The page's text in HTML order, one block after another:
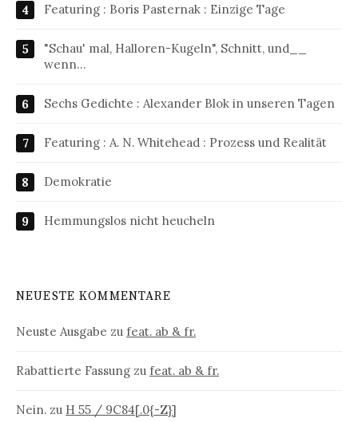
Featuring : Boris Pasternak : Einzige Tage
"Schau' mal, Halloren-Kugeln", Schnitt, und__
wenn…
Sechs Gedichte : Alexander Blok in unseren Tagen
Featuring : A. N. Whitehead : Prozess und Realität
Demokratie
Hemmungslos nicht heucheln
NEUESTE KOMMENTARE
Neuste Ausgabe zu feat. ab & fr.
Rabattierte Fassung zu feat. ab & fr.
Nein. zu H 55 / 9C84[.0{-Z}]